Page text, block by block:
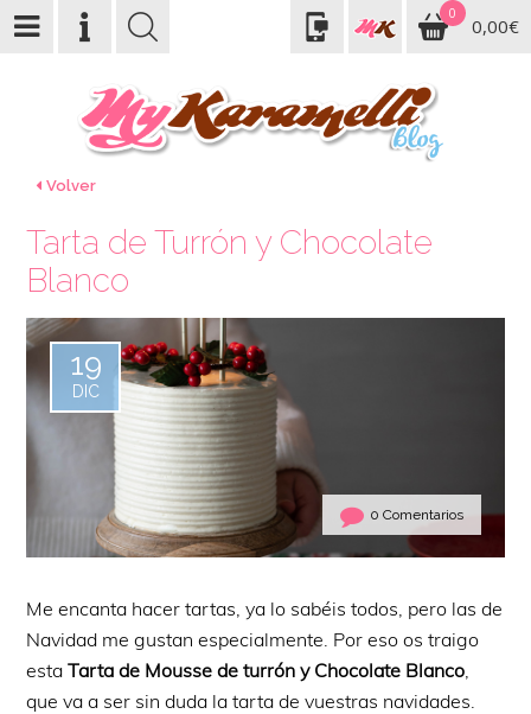
0
0,00€
Volver
Tarta de Turrón y Chocolate
Blanco
19
DIC
0 Comentarios
Me encanta hacer tartas, ya lo sabéis todos, pero las de
Navidad me gustan especialmente. Por eso os traigo
estaTarta de Mousse de turrón y Chocolate Blanco
que va a ser sin duda la tarta de vuestras navidades.